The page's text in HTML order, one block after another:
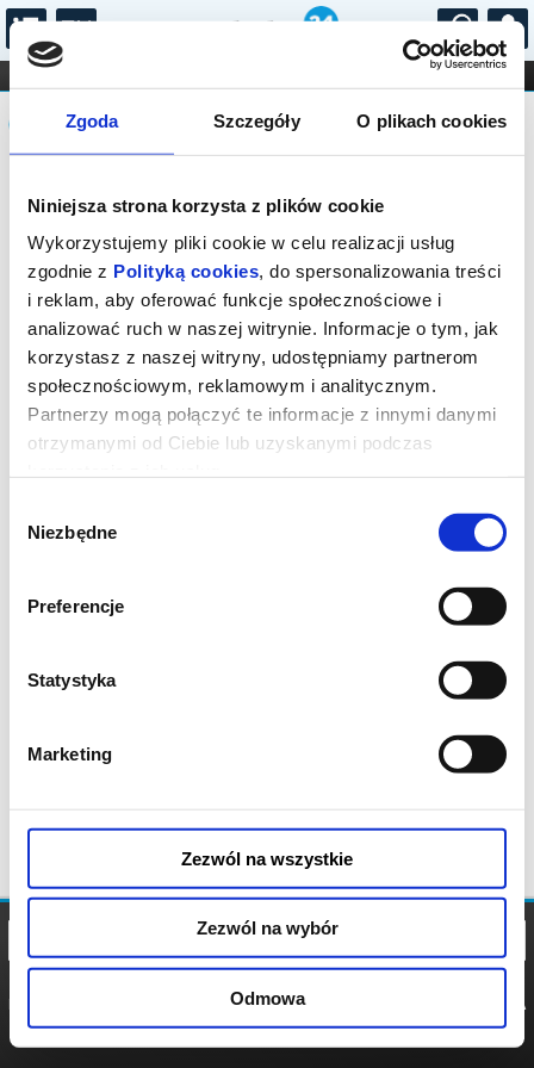
Zgoda Szczegóły O plikach cookies
Niniejsza strona korzysta z plików cookie
Wykorzystujemy pliki cookie w celu realizacji usług
zgodnie z Polityką cookies, do spersonalizowania treści
i reklam, aby oferować funkcje społecznościowe i
analizować ruch w naszej witrynie. Informacje o tym, jak
korzystasz z naszej witryny, udostępniamy partnerom
społecznościowym, reklamowym i analitycznym.
Partnerzy mogą połączyć te informacje z innymi danymi
otrzymanymi od Ciebie lub uzyskanymi podczas
zgody
Niezbędne
Preferencje
Statystyka
Marketing
Zezwól na wszystkie
Zezwól na wybór
Odmowa
...
FILHARMONIA OPERA I BALET
STAND-UP
DLA DZIECI
Komunikat
Sprzedaż on-line została zakończona,
sprawdź dostępność biletów w kasie.
POLITYKA
POLITYKA